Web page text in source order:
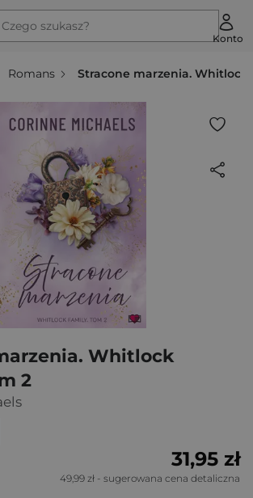
Czego szukasz?
Konto
Romans Stracone marzenia. Whitlock
Whitlock
2
31,95 zł
49,99 zł - sugerowana cena detaliczna